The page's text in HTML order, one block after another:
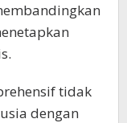
tidak
dengan